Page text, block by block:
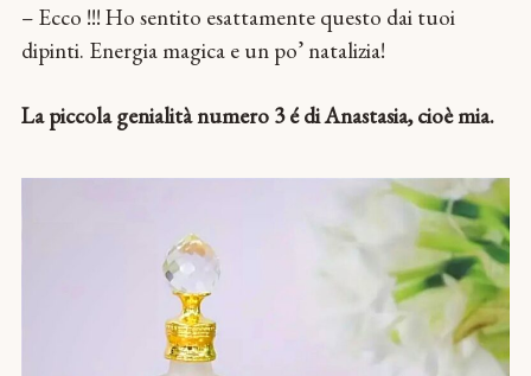
– Ecco !!! Ho sentito esattamente questo dai tuoi
dipinti. Energia magica e un po’ natalizia!
La piccola genialità numero 3 é di Anastasia, cioè mia.